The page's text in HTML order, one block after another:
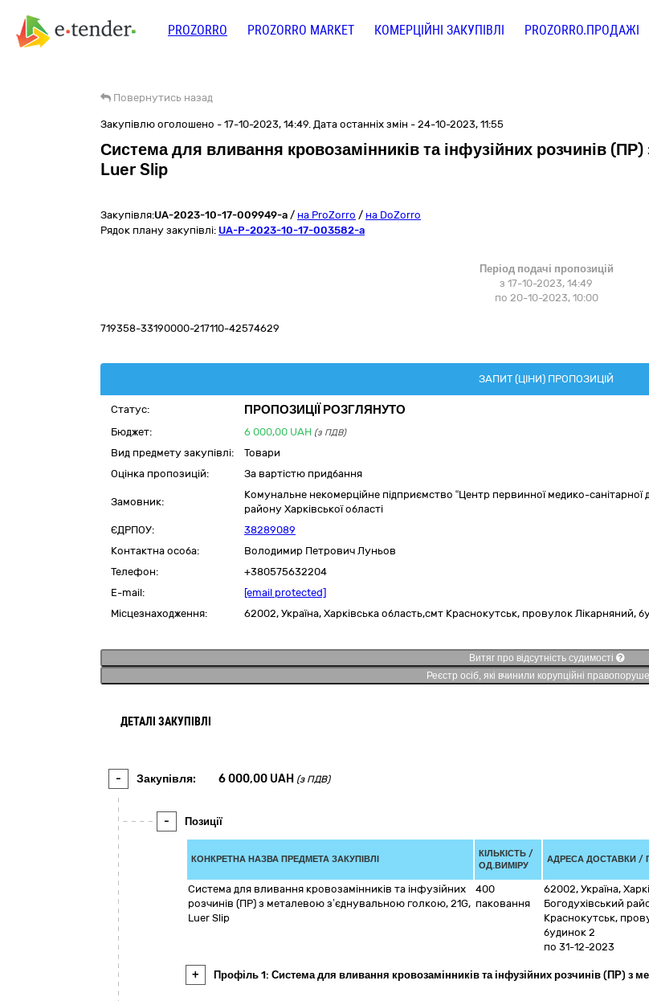
PROZORRO PROZORRO MARKET КОМЕРЦІЙНІ ЗАКУПІВЛІ PROZORRO.ПРОДАЖІ
Повернутись назад
Закупівлю оголошено - 17-10-2023, 14:49. Дата останніх змін - 24-10-2023, 11:55
Система для вливання кровозамінників та інфузійних розчинів
Luer Slip
Закупівля:UA-2023-10-17-009949-a / на ProZorro / на DoZorro
Рядок плану закупівлі: UA-P-2023-10-17-003582-a
Період подачі пропозицій
з 17-10-2023, 14:49
по 20-10-2023, 10:00
719358-33190000-217110-42574629
ЗАПИТ (ЦІНИ) ПРОПОЗИЦІЙ
Статус: ПРОПОЗИЦІЇ РОЗГЛЯНУТО
Бюджет: 6 000,00 UAH (з ПДВ)
Вид предмету закупівлі:
Товари
Оцінка пропозицій:
За вартістю придбання
Замовник:
Комунальне некомерційне підприємство “Центр первинної медико-санітарної
району Харківської області
ЄДРПОУ:
38289089
Контактна особа:
Володимир Петрович Луньов
Телефон:
+380575632204
E-mail:
[email protected]
Місцезнаходження:
62002, Україна, Харківська область,смт Краснокутськ, провулок Лікарняний,
Витяг про відсутність судимості
Реєстр осіб, які вчинили корупційні
ДЕТАЛІ ЗАКУПІВЛІ
- Закупівля: 6 000,00 UAH (з ПДВ)
- Позиції
КОНКРЕТНА НАЗВА ПРЕДМЕТА ЗАКУПІВЛІ
КІЛЬКІСТЬ /
ОД.ВИМІРУ
АДРЕСА ДОСТАВКИ /
Система для вливання кровозамінників та інфузійних
розчинів (ПР) з металевою з’єднувальною голкою, 21G,
Luer Slip
400
паковання
62002, Україна,
Богодухівський
Краснокутськ,
будинок 2
по 31-12-2023
+ Профіль 1: Система для вливання кровозамінників та інфузійних розчинів (ПР) з